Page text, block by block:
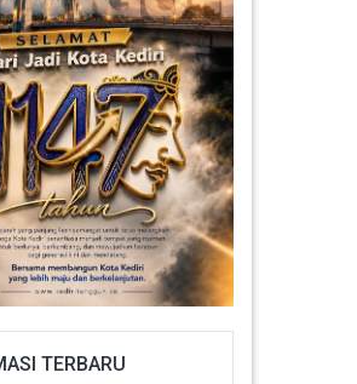
TERBARU